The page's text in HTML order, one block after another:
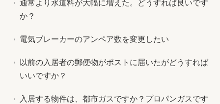
通常より水道料が大幅に増えた。どうすれば良いです
か？
電気ブレーカーのアンペア数を変更したい
以前の入居者の郵便物がポストに届いたがどうすれば
いいですか？
入居する物件は、都市ガスですか？プロパンガスです